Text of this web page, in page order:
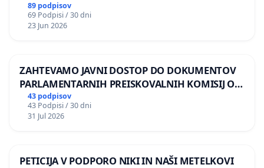
89 podpisov
69 Podpisi / 30 dni
23 Jun 2026
ZAHTEVAMO JAVNI DOSTOP DO DOKUMENTOV
PARLAMENTARNIH PREISKOVALNIH KOMISIJ O
ILEGALNI TRGOVINI Z OROŽJEM
43 podpisov
43 Podpisi / 30 dni
31 Jul 2026
PETICIJA V PODPORO NIKI IN NAŠI METELKOVI